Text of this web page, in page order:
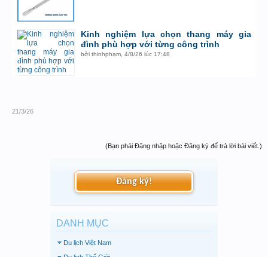
Kinh nghiệm lựa chọn thang máy gia
đình phù hợp với từng công trình
bởithinhpham ,4/8/26 lúc 17:48
21/3/26
(Bạn phải Đăng nhập hoặc Đăng ký để trả lời bài viết.)
Đăng ký!
DANH MỤC
Du lịch Việt Nam